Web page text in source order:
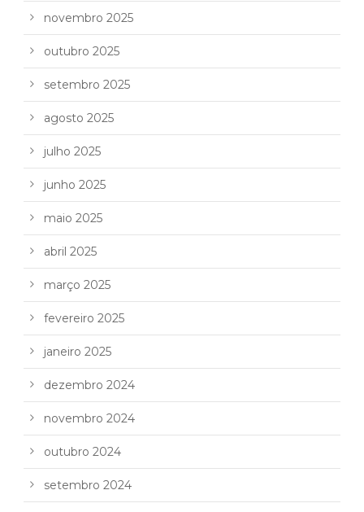
novembro 2025
outubro 2025
setembro 2025
agosto 2025
julho 2025
junho 2025
maio 2025
abril 2025
março 2025
fevereiro 2025
janeiro 2025
dezembro 2024
novembro 2024
outubro 2024
setembro 2024